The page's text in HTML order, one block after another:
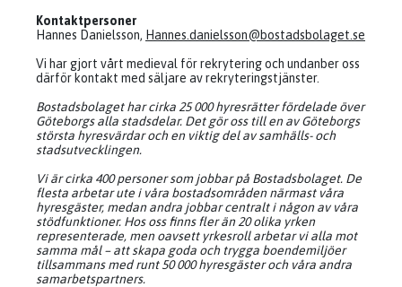
Kontaktpersoner
Hannes Danielsson, Hannes.danielsson@bostadsbolaget.se
Vi har gjort vårt medieval för rekrytering och undanber oss
därför kontakt med säljare av rekryteringstjänster.
Bostadsbolaget har cirka 25 000 hyresrätter fördelade över
Göteborgs alla stadsdelar. Det gör oss till en av Göteborgs
största hyresvärdar och en viktig del av samhälls- och
stadsutvecklingen.
Vi är cirka 400 personer som jobbar på Bostadsbolaget. De
flesta arbetar ute i våra bostadsområden närmast våra
hyresgäster, medan andra jobbar centralt i någon av våra
stödfunktioner. Hos oss finns fler än 20 olika yrken
representerade, men oavsett yrkesroll arbetar vi alla mot
samma mål – att skapa goda och trygga boendemiljöer
tillsammans med runt 50 000 hyresgäster och våra andra
samarbetspartners.